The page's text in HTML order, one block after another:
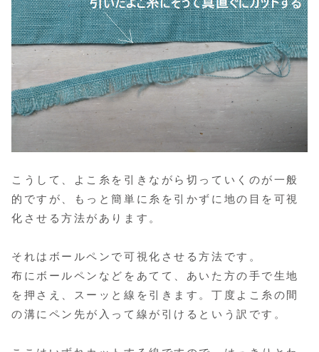
こうして、よこ糸を引きながら切っていくのが一般
的ですが、もっと簡単に糸を引かずに地の目を可視
化させる方法があります。
それはボールペンで可視化させる方法です。
布にボールペンなどをあてて、あいた方の手で生地
を押さえ、スーッと線を引きます。丁度よこ糸の間
の溝にペン先が入って線が引けるという訳です。